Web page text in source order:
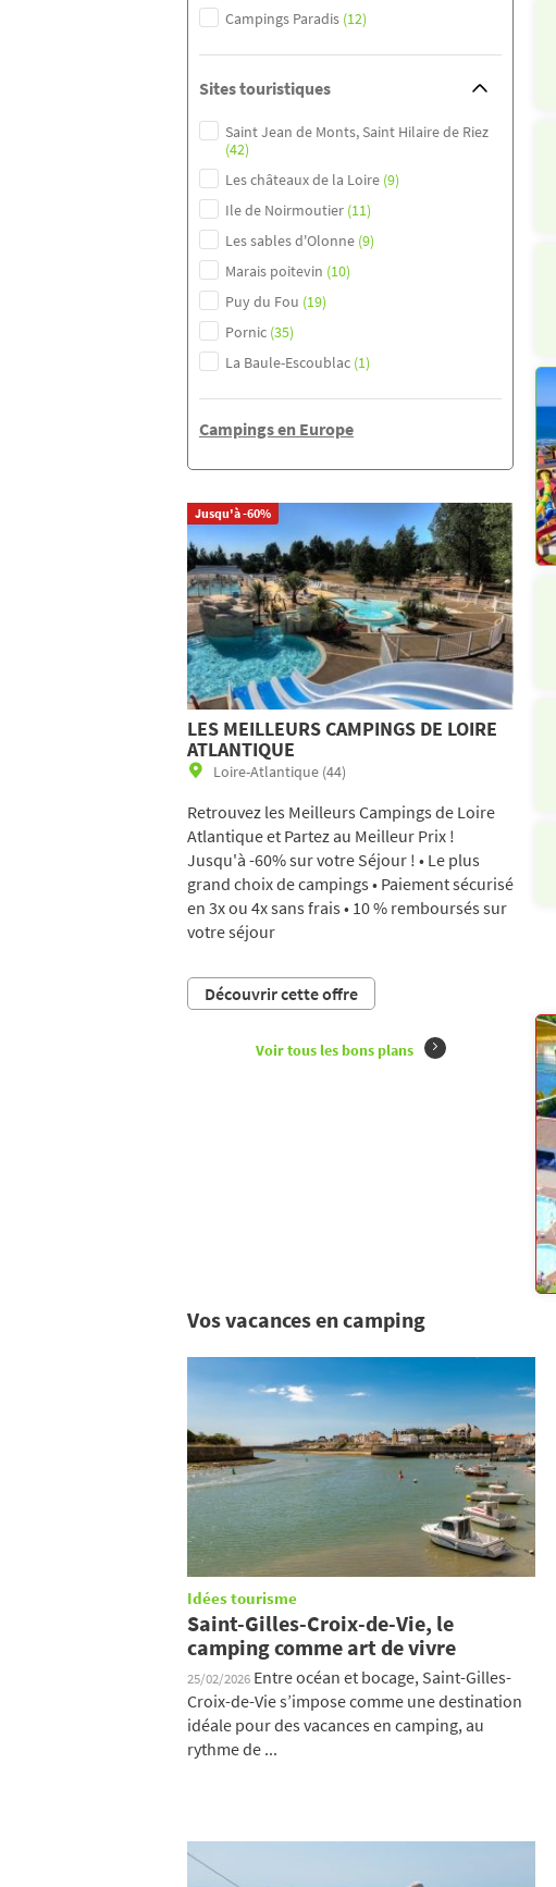
Campings Paradis (12)
Sites touristiques
Saint Jean de Monts, Saint Hilaire de Riez
(42)
Les châteaux de la Loire (9)
Ile de Noirmoutier (11)
Les sables d'Olonne (9)
Marais poitevin (10)
Puy du Fou (19)
Pornic (35)
La Baule-Escoublac (1)
Campings en Europe
Jusqu'à -60%
LES MEILLEURS CAMPINGS DE LOIRE
ATLANTIQUE
Loire-Atlantique (44)
Retrouvez les Meilleurs Campings de Loire
Atlantique et Partez au Meilleur Prix !
Jusqu'à -60% sur votre Séjour ! • Le plus
grand choix de campings • Paiement sécurisé
en 3x ou 4x sans frais • 10 % remboursés sur
votre séjour
Découvrir cette offre
Voir tous les bons plans
Vos vacances en camping
Idées tourisme
Saint-Gilles-Croix-de-Vie, le
camping comme art de vivre
25/02/2026 Entre océan et bocage, Saint-Gilles-
Croix-de-Vie s’impose comme une destination
idéale pour des vacances en camping, au
rythme de ...